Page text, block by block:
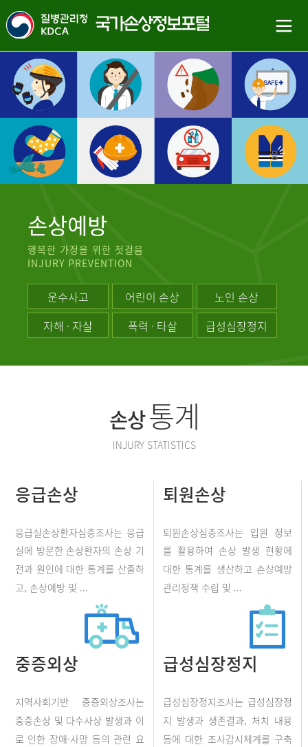
손상예방
행복한 가정을 위한 첫걸음
INJURY PREVENTION
운수사고 어린이 손상
노인 손상
자해 · 자살
폭력 · 타살 급성심장정지
손상통계
INJURY STATISTICS
응급손상
응급실손상환자심층조사는 응급
실에 방문한 손상환자의 손상 기
전과 원인에 대한 통계를 산출하
고, 손상예방 및 ...
퇴원손상
퇴원손상심층조사는 입원 정보
를 활용하여 손상 발생 현황에
대한 통계를 생산하고 손상예방
관리정책 수립 및 ...
중증외상
지역사회기반 중증외상조사는
중증손상 및 다수사상 발생과 이
로 인한 장애·사망 등의 관련 요
급성심장정지
급성심장정지조사는 급성심장정
지 발생과 생존결과, 처치 내용
등에 대한 조사감시체계를 구축